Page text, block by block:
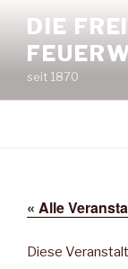
Inhalt
springen
DIE
seit 1870
« Alle
Diese